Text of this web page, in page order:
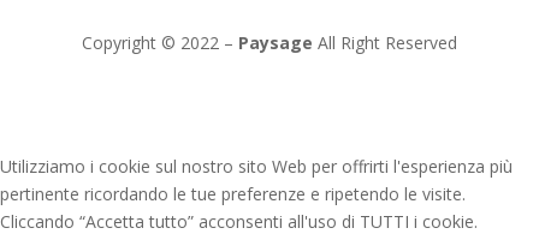
Copyright © 2022 – Paysage All Right Reserved
Utilizziamo i cookie sul nostro sito Web per offrirti l'esperienza più
pertinente ricordando le tue preferenze e ripetendo le visite.
Cliccando “Accetta tutto” acconsenti all'uso di TUTTI i cookie.